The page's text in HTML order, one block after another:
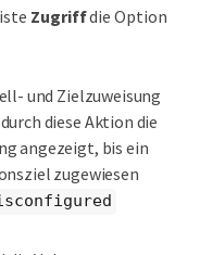
Zugriffdie Option
und Zielzuweisung
diese Aktion die
angezeigt, bis ein
zugewiesen